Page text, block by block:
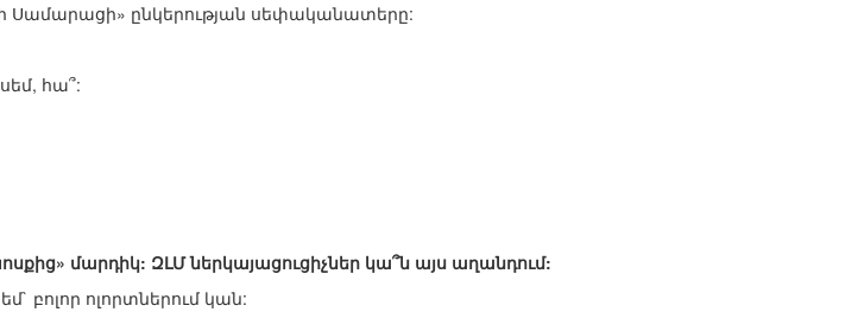
Սամարացի» ընկերության սեփականատերը:
հա՞:
մարդիկ: ԶԼՄ ներկայացուցիչներ կա՞ն այս աղանդում:
բոլոր ոլորտներում կան: